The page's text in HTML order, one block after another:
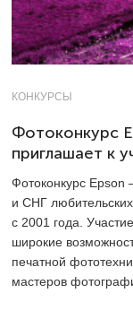
КОНКУРСЫ
Фотоконкурс
приглашает к
Фотоконкурс
и СНГ
с 2001 года.
широкие
печатной
мастеров